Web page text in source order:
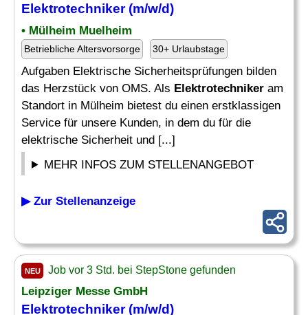
Elektrotechniker(m/w/d)
• Mülheim Muelheim
Betriebliche Altersvorsorge 30+ Urlaubstage
Aufgaben Elektrische Sicherheitsprüfungen bilden
das Herzstück von OMS. Als Elektrotechniker am
Standort in Mülheim bietest du einen erstklassigen
Service für unsere Kunden, in dem du für die
elektrische Sicherheit und [...]
MEHR INFOS ZUM STELLENANGEBOT
▶ Zur Stellenanzeige
NEU Job vor 3 Std. bei StepStone gefunden
Leipziger Messe GmbH
Elektrotechniker(m/w/d)